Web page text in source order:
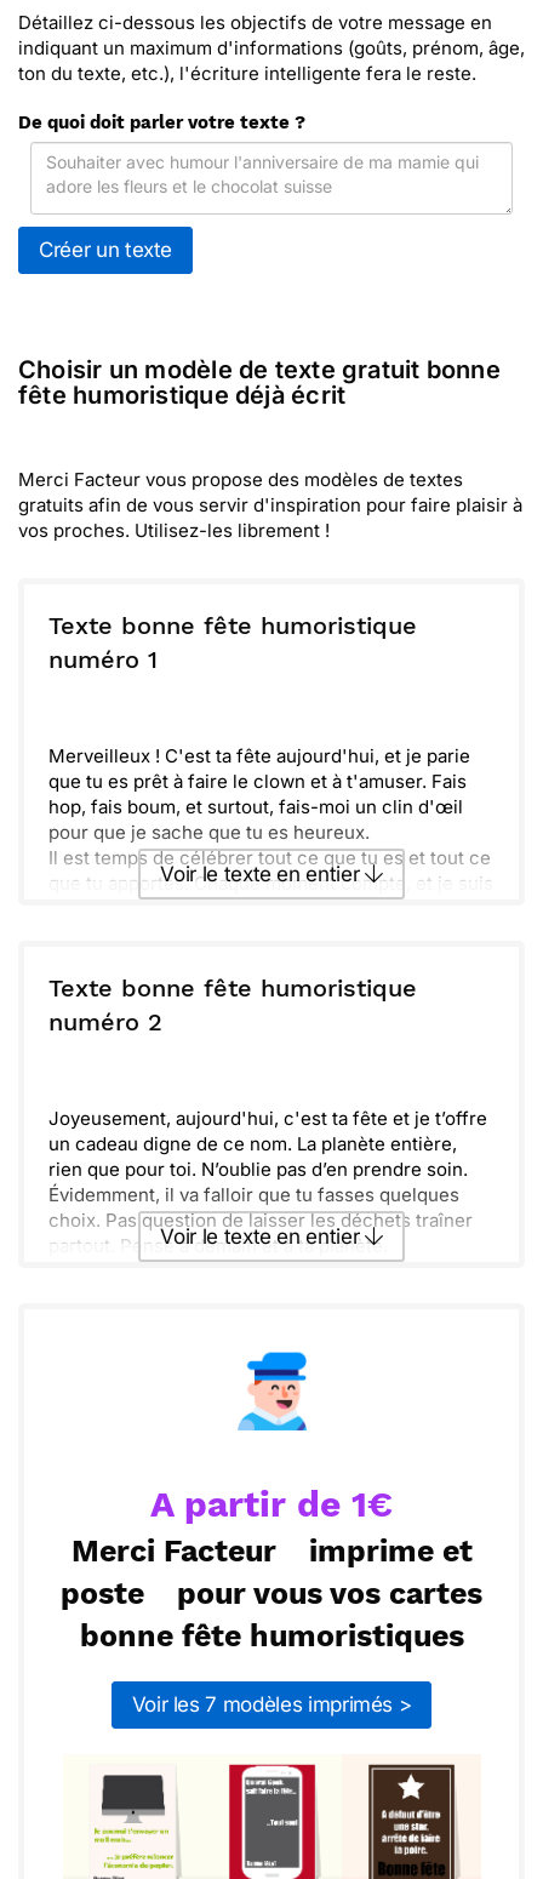
choix.
Détaillez ci-dessous les objectifs de votre message en
indiquant un maximum d'informations (goûts, prénom, âge,
ton du texte, etc.), l'écriture intelligente fera le reste.
De quoi doit parler votre texte ?
Créer un texte
Choisir un modèle de texte gratuit bonne
fête humoristique déjà écrit
Merci Facteur vous propose des modèles de textes
gratuits afin de vous servir d'inspiration pour faire plaisir à
vos proches. Utilisez-les librement !
Texte bonne fête humoristique
numéro 1
Merveilleux ! C'est ta fête aujourd'hui, et je parie
que tu es prêt à faire le clown et à t'amuser. Fais
hop, fais boum, et surtout, fais-moi un clin d'œil
pour que je sache que tu es heureux.
Il est temps de célébrer tout ce que tu es et tout ce
que tu apportes. Chaque moment compte, et je suis
champion, et garde ce sourire éclatant. Amuse-toi
bien ! Je te souhaite des rires à gogo et des
souvenirs inoubliables. C'est parti pour l'aventure
Voir le texte en entier
ou :
Texte bonne fête humoristique
numéro 2
Joyeusement, aujourd'hui, c'est ta fête et je t’offre
un cadeau digne de ce nom. La planète entière,
rien que pour toi. N’oublie pas d’en prendre soin.
Évidemment, il va falloir que tu fasses quelques
choix. Pas question de laisser les déchets traîner
partout. Pense à demain et à ta planète.
Vie ta vie avec passion et humour. Qui sait, peut-
être qu’un jour, tu seras le héros de ta propre
aventure. Joyeuses célébrations!
Voir le texte en entier
Recevoir par mail
Envoyer via Whatsapp
A partir de 1€
Merci Facteur
imprime et
poste
pour vous vos cartes
bonne fête humoristiques
Voir les 7 modèles imprimés >